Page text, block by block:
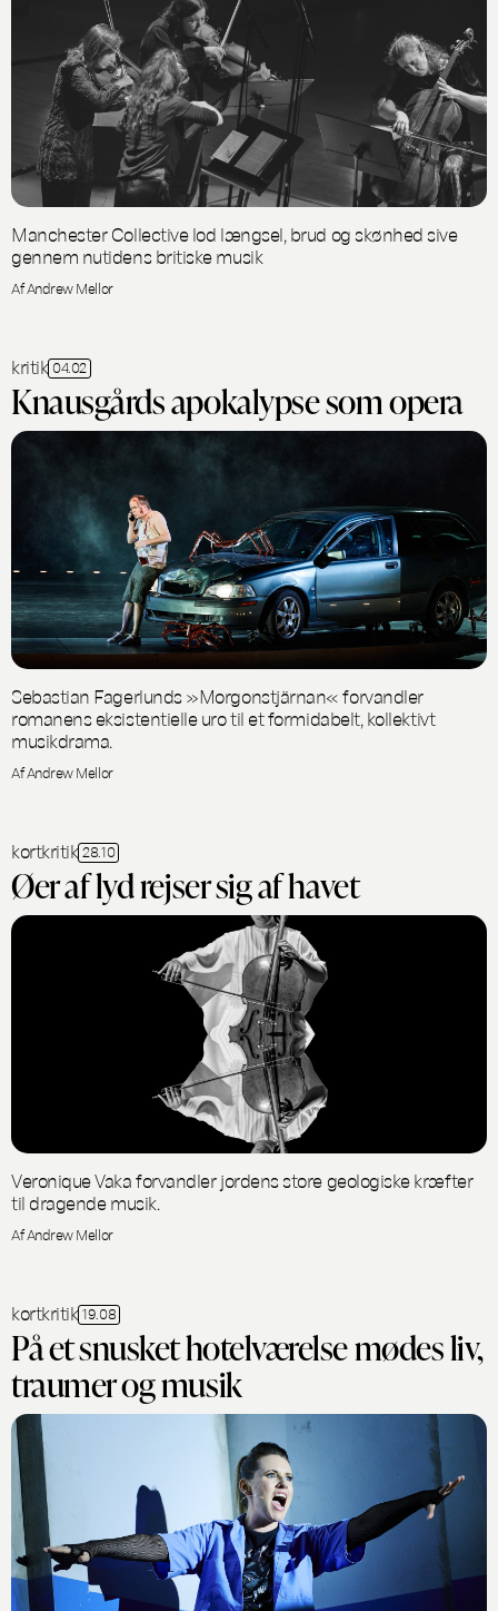
Manchester Collective lod længsel, brud og skønhed sive
gennem nutidens britiske musik
Af Andrew Mellor
kritik 04.02
Knausgårds apokalypse som opera
Sebastian Fagerlunds »Morgonstjärnan« forvandler
romanens eksistentielle uro til et formidabelt, kollektivt
musikdrama.
Af Andrew Mellor
kortkritik 28.10
Øer af lyd rejser sig af havet
Veronique Vaka forvandler jordens store geologiske kræfter
til dragende musik.
Af Andrew Mellor
kortkritik 19.08
På et snusket hotelværelse mødes liv,
traumer og musik